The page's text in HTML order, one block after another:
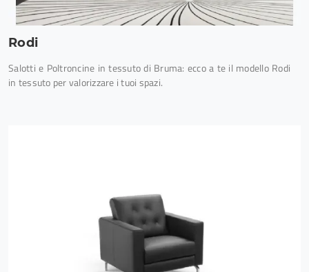
Rodi
Salotti e Poltroncine in tessuto di Bruma: ecco a te il modello Rodi
in tessuto per valorizzare i tuoi spazi.